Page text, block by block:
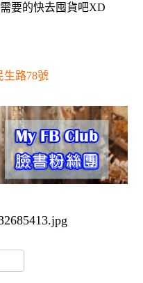
要的快去囤貨吧XD
生路78號